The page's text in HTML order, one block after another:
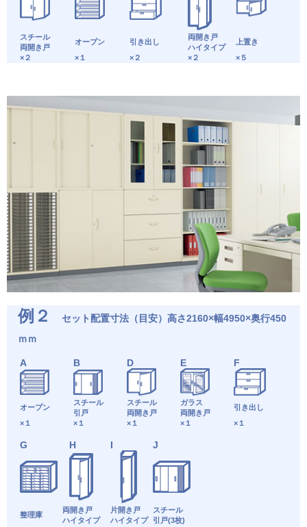
スチール
両開き戸
オープン 引き出し
両開き戸
ハイタイプ
上置き
×２
×１ ×２ ×２ ×５
例２
セット配置寸法（目安）高さ2160×幅4950×奥行450
ｍｍ
A B D E F
オープン
スチール
引戸
スチール
両開き戸
ガラス
両開き戸
引き出し
×１
×１ ×１ ×１ ×１
G H I J
整理庫
両開き戸
ハイタイプ
片開き戸
ハイタイプ
スチール
引戸(3枚)